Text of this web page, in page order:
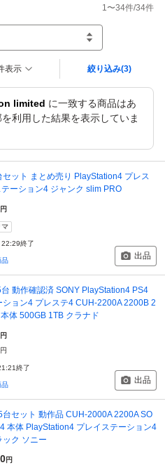
1 〜34件/34件
表示 絞り込み(3)
limited に一致する商品はあ
利用した結果を表示していま
セット まとめ売り PlayStation4 プレス
ーション4 ジャンク slim PRO
円
マ
終了
品 出品
台 動作確認済 SONY PlayStation4 PS4
ション4 プレステ4 CUH-2200A 2200B 2
体 500GB 1TB クラナド
円
円
終了
品 出品
セット 動作品 CUH-2000A 2200A SO
本体 PlayStation4 プレイステーション4
ック ソニー
円